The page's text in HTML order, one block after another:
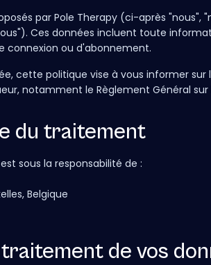
par Pole Therapy (ci-après
Ces données incluent toute
connexion ou d'abonnement.
cette politique vise à vous informer
notamment le Règlement Général sur
du traitement
sous la responsabilité de :
Belgique
de vos